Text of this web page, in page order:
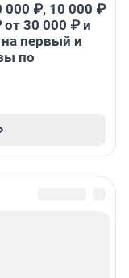
000 ₽, 10 000 ₽
30 000 ₽ и
первый и
по